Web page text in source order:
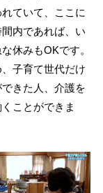
ていて、ここに
内であれば、い
休みもOKです。
子育て世代だけ
きた人、介護を
ことができま